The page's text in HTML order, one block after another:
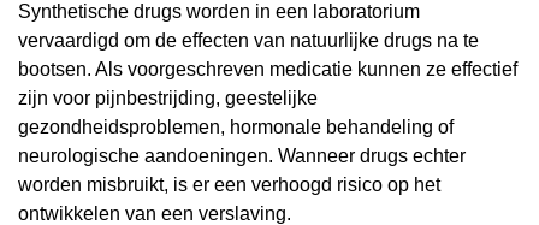
Synthetische drugs worden in een laboratorium
vervaardigd om de effecten van natuurlijke drugs na te
bootsen. Als voorgeschreven medicatie kunnen ze effectief
zijn voor pijnbestrijding, geestelijke
gezondheidsproblemen, hormonale behandeling of
neurologische aandoeningen. Wanneer drugs echter
worden misbruikt, is er een verhoogd risico op het
ontwikkelen van een verslaving.